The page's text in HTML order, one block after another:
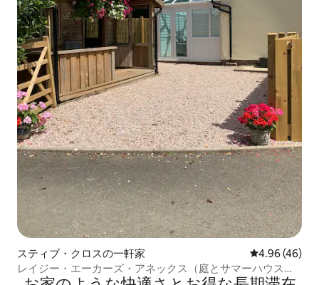
スティブ・クロスの一軒家 レビュー46
4.96 (46)
レイジー・エーカーズ・アネックス（庭とサマーハウスを
含む）